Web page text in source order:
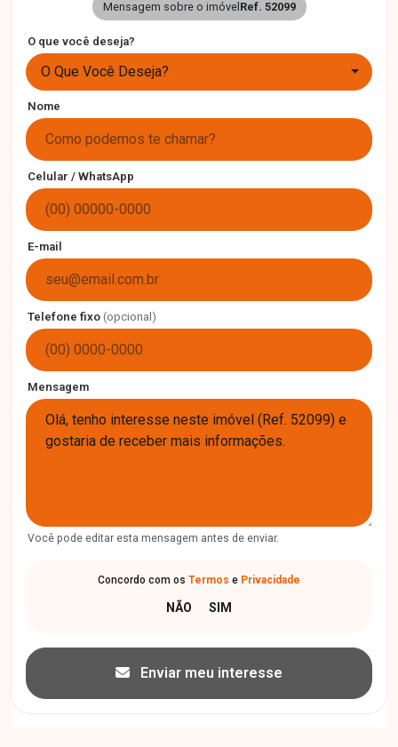
Mensagem sobre o imóvel Ref. 52099
O que você deseja?
O Que Você Deseja?
Nome
Celular / WhatsApp
E-mail
Telefone fixo (opcional)
Mensagem
Você pode editar esta mensagem antes de enviar.
Concordo com os Termos e Privacidade
Enviar meu interesse